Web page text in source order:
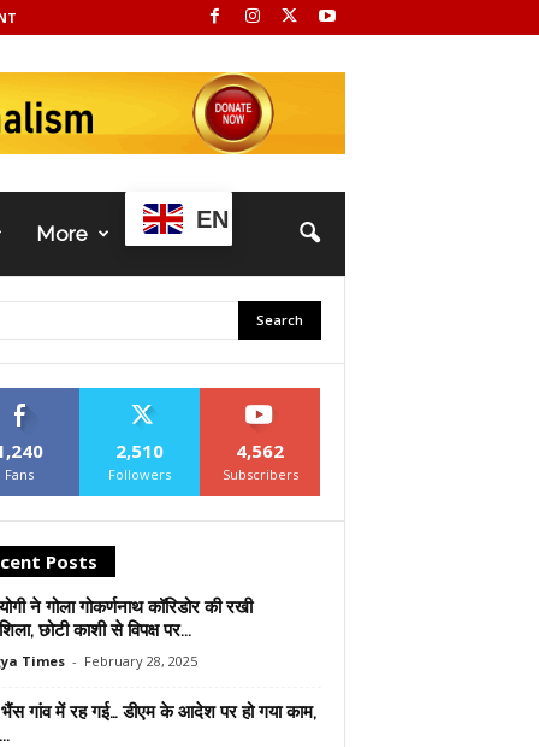
More
EN
Fans
2,510
Followers
4,562
Subscribers
Posts
ने गोला गोकर्णनाथ कॉरिडोर की रखी
छोटी काशी से विपक्ष पर...
Times - February 28, 2025
गांव में रह गई… डीएम के आदेश पर हो गया काम,